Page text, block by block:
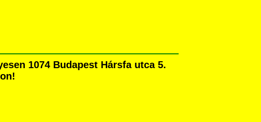
1074 Budapest Hársfa utca 5.